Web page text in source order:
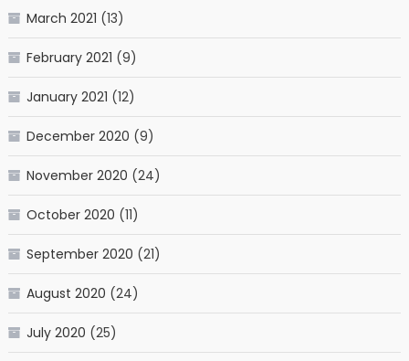
March 2021 (13)
February 2021 (9)
January 2021 (12)
December 2020 (9)
November 2020 (24)
October 2020 (11)
September 2020 (21)
August 2020 (24)
July 2020 (25)